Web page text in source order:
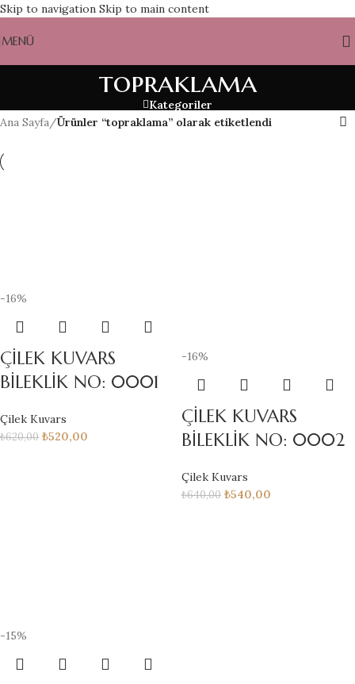
Skip to navigation Skip to main content
MENÜ
topraklama
Kategoriler
Ana Sayfa/Ürünler “topraklama” olarak etiketlendi
-16%
ÇİLEK KUVARS
BİLEKLİK NO: 0001
Çilek Kuvars
₺620,00 ₺520,00
-16%
ÇİLEK KUVARS
BİLEKLİK NO: 0002
Çilek Kuvars
₺640,00 ₺540,00
-15%